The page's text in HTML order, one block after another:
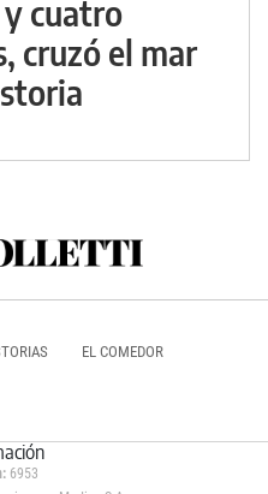
cuatro
cruzó el mar
EL COMEDOR
6953